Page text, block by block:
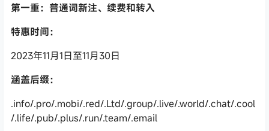
第一重：普通词新注、续费和转入
特惠时间：
2023年11月1日至11月30日
涵盖后缀：
.info/.pro/.mobi/.red/.Ltd/.group/.live/.world/.chat/.cool
/.life/.pub/.plus/.run/.team/.email